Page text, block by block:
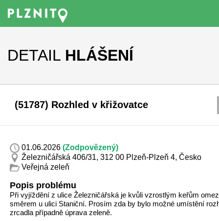
DETAIL HLÁŠENÍ
(51787) Rozhled v křižovatce
01.06.2026 (Zodpovězený)
Železničářská 406/31, 312 00 Plzeň-Plzeň 4, Česko
Veřejná zeleň
Popis problému
Při vyjíždění z ulice Železničářská je kvůli vzrostlým keřům
směrem u ulici Staniční. Prosím zda by bylo možné umístění
zrcadla případně úprava zeleně.